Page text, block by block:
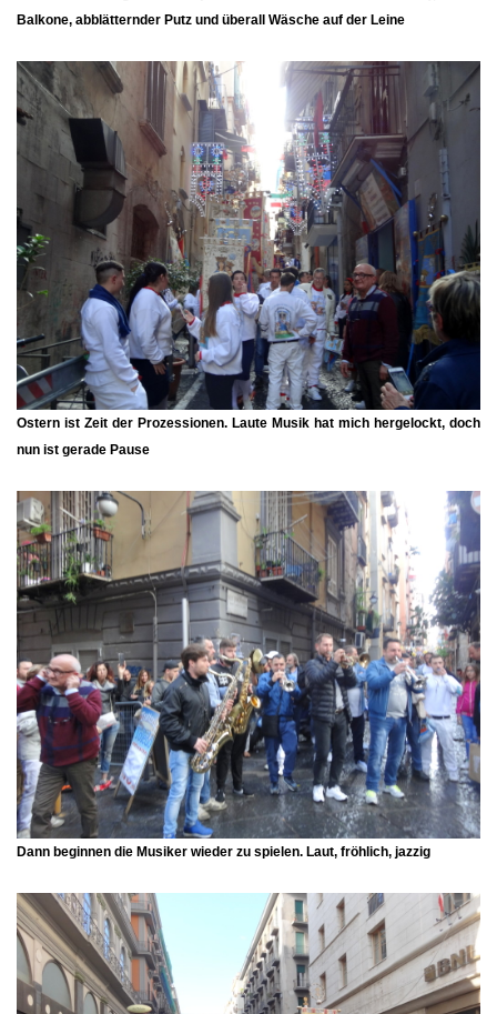
Balkone, abblätternder Putz und überall Wäsche auf der Leine
Ostern ist Zeit der Prozessionen. Laute Musik hat mich hergelockt, doch
nun ist gerade Pause
Dann beginnen die Musiker wieder zu spielen. Laut, fröhlich, jazzig